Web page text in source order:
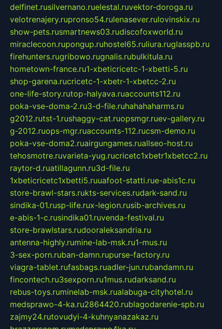
delfinet.rusilvernano.ruelestal.ruvektor-doroga.ru
velotrenajery.rupronso54.rulenasever.rulovinskix.ru
show-pets.rusmartnews03.rudiscofoxworld.ru
miraclecoon.rupongup.ruhostel65.ruliura.ruglasspb.ru
firehunters.rugribowo.rugnalis.rubulkitula.ru
hometown-france.ru1-xbeticricetc-1-xbetti-5.ru
shop-garena.rucricetc-1-xbetr-1-xbetcc-2.ru
one-life-story.rutop-halyava.ruaccounts112.ru
poka-vse-doma-2.ru3-d-file.ruhahahaharms.ru
g2012.rutst-1.rushaggy-cat.ruopsmgr.ruev-gallery.ru
g-2012.ruops-mgr.ruaccounts-112.rucsm-demo.ru
poka-vse-doma2.ruairgungames.ruallseo-host.ru
tehosmotre.ruvarieta-yug.rucricetc1xbetr1xbetcc2.ru
raytor-d.ruatillagunn.ru3d-file.ru
1xbeticricetc1xbetti5.ruuafoot-statti.rue-abis1c.ru
store-brawl-stars.rukts-services.rudark-sand.ru
sindika-01.rusp-life.rux-legion.rusib-archives.ru
e-abis-1-c.rusindika01.ruvenda-festival.ru
store-brawlstars.rudooraleksandria.ru
antenna-highly.rumine-lab-msk.ru1-mus.ru
3-sex-porn.ruban-damn.rupurse-factory.ru
viagra-tablet.rufasbags.ruadler-jun.rubandamn.ru
fincontech.ru3sexporn.ru1mus.rudarksand.ru
rebus-toys.ruminelab-msk.rualabuga-cityhotel.ru
medsprawo-4-ka.ru2864420.rublagodarenie-spb.ru
zajmy24.rutovudyi-4-kuhnyanazakaz.ru